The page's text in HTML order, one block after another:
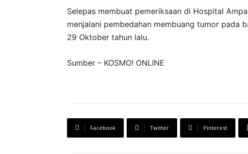
Selepas membuat pemeriksaan di Hospital
menjalani pembedahan membuang tumor pada
29 Oktober tahun lalu.
Sumber – KOSMO! ONLINE
Facebook Twitter Pinterest